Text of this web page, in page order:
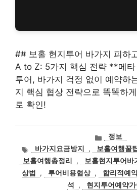
## 보홀 현지투어 바가지 피하
A to Z: 5가지 핵심 전략 **메
투어, 바가지 걱정 없이 예약하
지 핵심 협상 전략으로 똑똑하
로 확인!
카
테
고
리
정보
태
그
바가지요금방지 , 보홀여행꿀팁
보홀여행총정리
, 보홀현지투어바
상법
, 투어비용협상 , 합리적예
석
, 현지투어예약